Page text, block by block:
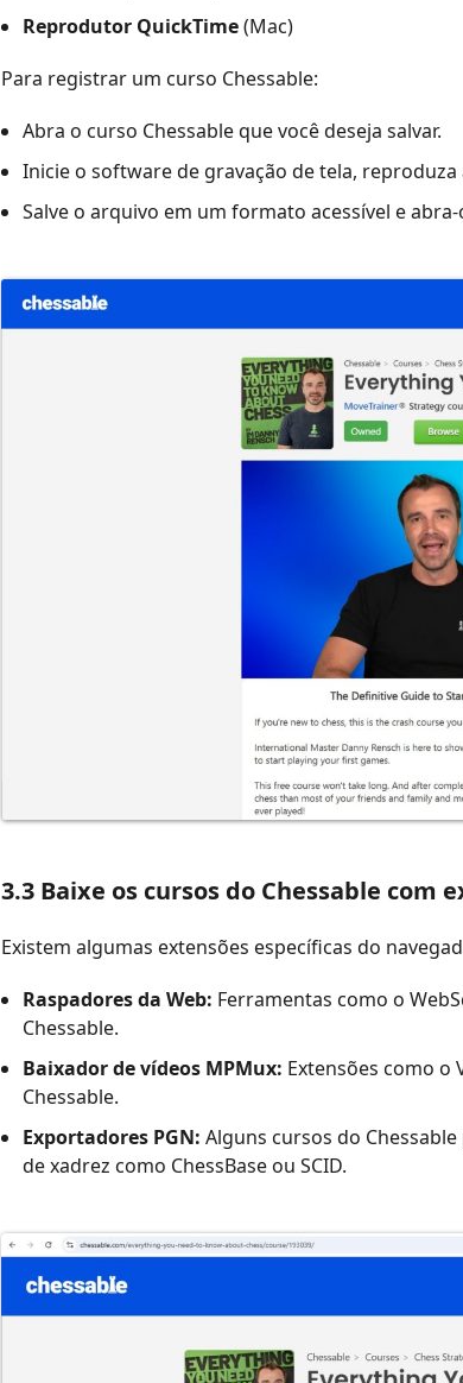
Reprodutor QuickTime(Mac)
Para registrar um curso Chessable:
Abra o curso Chessable que você deseja salvar.
Inicie o software de gravação de tela,
Salve o arquivo em um formato acessível e
3.3 Baixe os cursos do Chessable com
Existem algumas extensões específicas do
Raspadores da Web: Ferramentas como o
Chessable.
Baixador de vídeos MPMux: Extensões como o
Chessable.
Exportadores PGN: Alguns cursos do
de xadrez como ChessBase ou SCID.